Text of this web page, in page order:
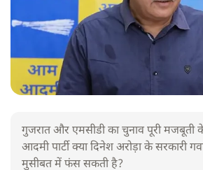
गुजरात और एमसीडी का चुनाव पूरी
आदमी पार्टी क्या दिनेश अरोड़ा के सरकारी
मुसीबत में फंस सकती है?